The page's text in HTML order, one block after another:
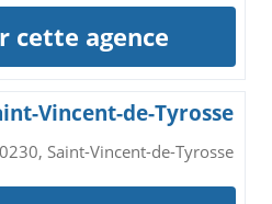
cette agence
Vincent-de-Tyrosse
Saint-Vincent-de-Tyrosse